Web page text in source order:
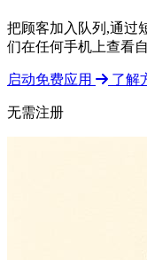
把顾客加入队列,通过
们在任何手机上查看
启动免费应用 了解
无需注册